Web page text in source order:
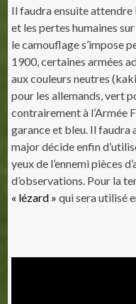
Il faudra ensuite
et les pertes humaines
le camouflage s’impose
1900, certaines armées
aux couleurs neutres
pour les allemands, vert
contrairement à l’Armée
garance et bleu. Il faudra
major décide enfin
yeux de l’ennemi pièces
d’observations. Pour la
« lézard » qui sera utilisé